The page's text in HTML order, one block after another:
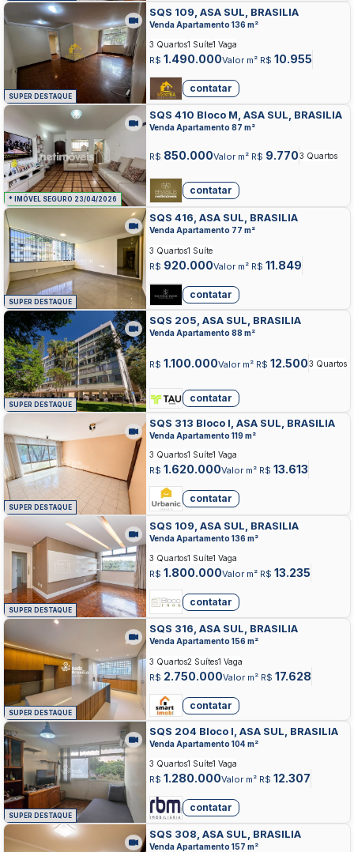
SUPER DESTAQUE
SQS 109, ASA SUL, BRASILIA
Venda Apartamento 136 m²
R$ 1.490.000Valor m² R$ 10.955
3 Quartos1 Suíte1 Vaga
contatar
* IMÓVEL SEGURO 23/04/2026
SQS 410 Bloco M, ASA SUL, BRASILIA
Venda Apartamento 87 m²
R$ 850.000Valor m² R$ 9.7703 Quartos
contatar
SUPER DESTAQUE
SQS 416, ASA SUL, BRASILIA
Venda Apartamento 77 m²
R$ 920.000Valor m² R$ 11.849
3 Quartos1 Suíte
contatar
SUPER DESTAQUE
SQS 205, ASA SUL, BRASILIA
Venda Apartamento 88 m²
R$ 1.100.000Valor m² R$ 12.5003 Quartos
contatar
SUPER DESTAQUE
SQS 313 Bloco I, ASA SUL, BRASILIA
Venda Apartamento 119 m²
R$ 1.620.000Valor m² R$ 13.613
3 Quartos1 Suíte1 Vaga
contatar
SUPER DESTAQUE
SQS 109, ASA SUL, BRASILIA
Venda Apartamento 136 m²
R$ 1.800.000Valor m² R$ 13.235
3 Quartos1 Suíte1 Vaga
contatar
SUPER DESTAQUE
SQS 316, ASA SUL, BRASILIA
Venda Apartamento 156 m²
R$ 2.750.000Valor m² R$ 17.628
3 Quartos2 Suítes1 Vaga
contatar
SUPER DESTAQUE
SQS 204 Bloco I, ASA SUL, BRASILIA
Venda Apartamento 104 m²
R$ 1.280.000Valor m² R$ 12.307
3 Quartos1 Suíte1 Vaga
contatar
SQS 308, ASA SUL, BRASILIA
Venda Apartamento 157 m²